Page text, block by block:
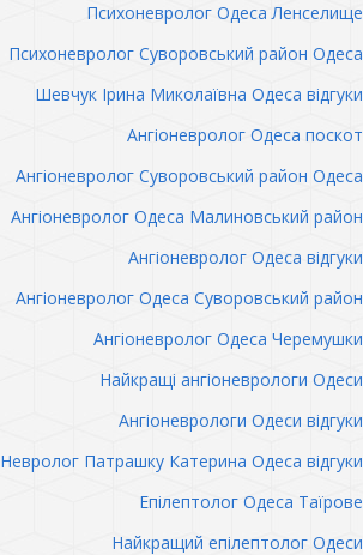
Психоневролог Одеса Ленселище
Психоневролог Суворовський район Одеса
Шевчук Ірина Миколаївна Одеса відгуки
Ангіоневролог Одеса поскот
Ангіоневролог Суворовський район Одеса
Ангіоневролог Одеса Малиновський район
Ангіоневролог Одеса відгуки
Ангіоневролог Одеса Суворовський район
Ангіоневролог Одеса Черемушки
Найкращі ангіоневрологи Одеси
Ангіоневрологи Одеси відгуки
Невролог Патрашку Катерина Одеса відгуки
Епілептолог Одеса Таїрове
Найкращий епілептолог Одеси